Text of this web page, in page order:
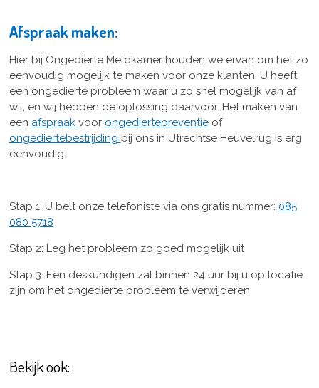
Afspraak maken:
Hier bij Ongedierte Meldkamer houden we ervan om het zo
eenvoudig mogelijk te maken voor onze klanten. U heeft
een ongedierte probleem waar u zo snel mogelijk van af
wil, en wij hebben de oplossing daarvoor. Het maken van
een afspraak voor ongediertepreventie of
ongediertebestrijding bij ons in Utrechtse Heuvelrug is erg
eenvoudig.
Stap 1: U belt onze telefoniste via ons gratis nummer: 085
080 5718
Stap 2: Leg het probleem zo goed mogelijk uit
Stap 3. Een deskundigen zal binnen 24 uur bij u op locatie
zijn om het ongedierte probleem te verwijderen
Bekijk ook: